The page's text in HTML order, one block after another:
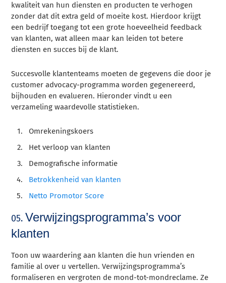
kwaliteit van hun diensten en producten te verhogen
zonder dat dit extra geld of moeite kost. Hierdoor krijgt
een bedrijf toegang tot een grote hoeveelheid feedback
van klanten, wat alleen maar kan leiden tot betere
diensten en succes bij de klant.
Succesvolle klantenteams moeten de gegevens die door je
customer advocacy-programma worden gegenereerd,
bijhouden en evalueren. Hieronder vindt u een
verzameling waardevolle statistieken.
Omrekeningskoers
Het verloop van klanten
Demografische informatie
Betrokkenheid van klanten
Netto Promotor Score
05. Verwijzingsprogramma’s voor
klanten
Toon uw waardering aan klanten die hun vrienden en
familie al over u vertellen. Verwijzingsprogramma’s
formaliseren en vergroten de mond-tot-mondreclame. Ze